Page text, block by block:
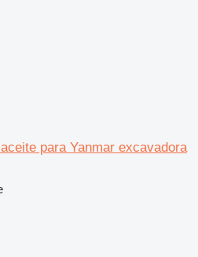
para Yanmar excavadora